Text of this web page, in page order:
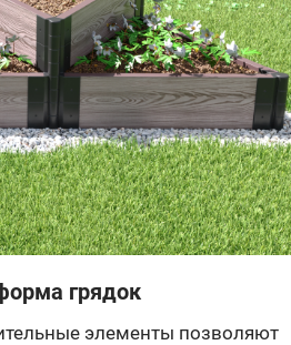
грядок
элементы позволяют